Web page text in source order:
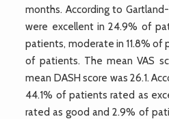
months. According to
were excellent in 24.9% of
patients, moderate in 11.8% of
of patients. The mean VAS
mean DASH score was 26.1.
44.1% of patients rated as
rated as good and 2.9% of